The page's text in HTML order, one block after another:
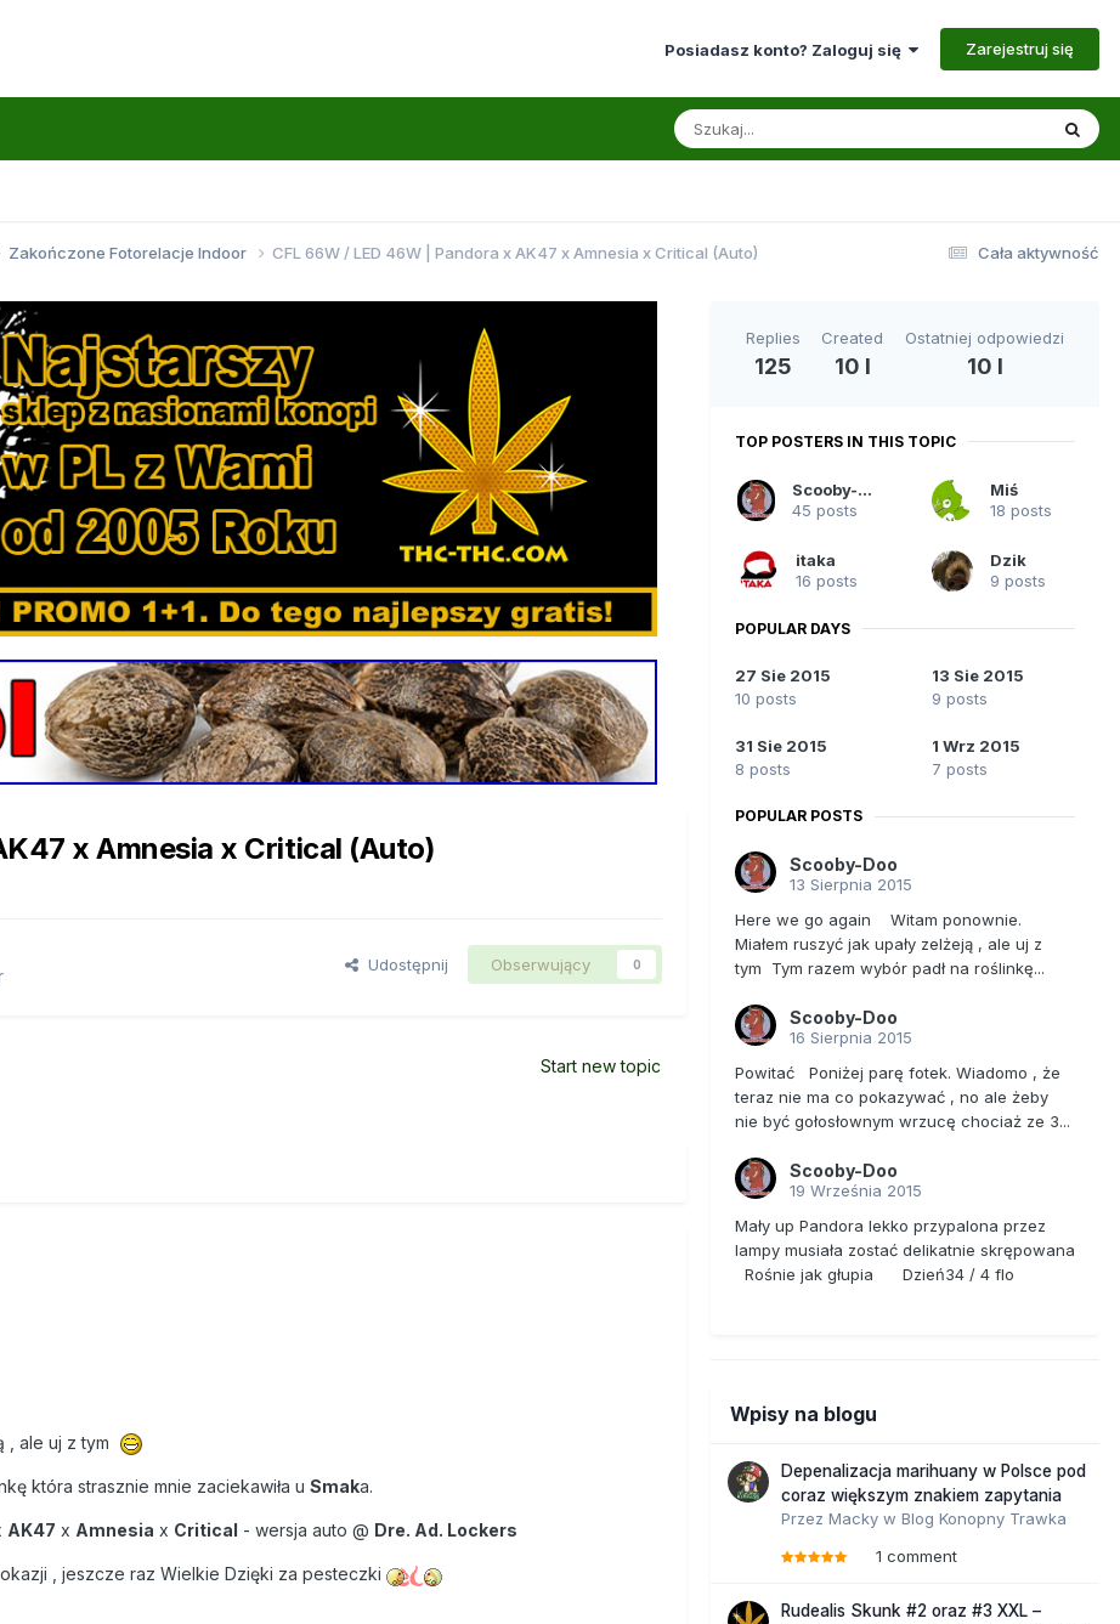
Posiadasz konto? Zaloguj się Zarejestruj się
Cała aktywność
Zakończone Fotorelacje Indoor CFL 66W / LED 46W | Pandora x AK47 x Amnesia x Critical (Auto)
x Amnesia x Critical (Auto)
Udostępnij Obserwujący 0
Start new topic
, ale uj z tym
która strasznie mnie zaciekawiła u Smaka.
AK47 x Amnesia x Critical - wersja auto @ Dre. Ad. Lockers
, jeszcze raz Wielkie Dzięki za pesteczki
Replies
125
Created
10 l
Ostatniej odpowiedzi
10 l
TOP POSTERS IN THIS TOPIC
Scooby-Doo
45 posts
Miś
18 posts
itaka
16 posts
Dzik
9 posts
POPULAR DAYS
27 Sie 2015
10 posts
13 Sie 2015
9 posts
31 Sie 2015
8 posts
1 Wrz 2015
7 posts
POPULAR POSTS
Scooby-Doo
13 Sierpnia 2015
Here we go again Witam ponownie.
Miałem ruszyć jak upały zelżeją , ale uj z
tym Tym razem wybór padł na roślinkę...
Scooby-Doo
16 Sierpnia 2015
Powitać Poniżej parę fotek. Wiadomo , że
teraz nie ma co pokazywać , no ale żeby
nie być gołosłownym wrzucę chociaż ze 3...
Scooby-Doo
19 Września 2015
Mały up Pandora lekko przypalona przez
lampy musiała zostać delikatnie skrępowana
Rośnie jak głupia Dzień34 / 4 flo
Wpisy na blogu
Depenalizacja marihuany w Polsce pod
coraz większym znakiem zapytania
Przez Macky w Blog Konopny Trawka
1 comment
Rudealis Skunk #2 oraz #3 XXL –